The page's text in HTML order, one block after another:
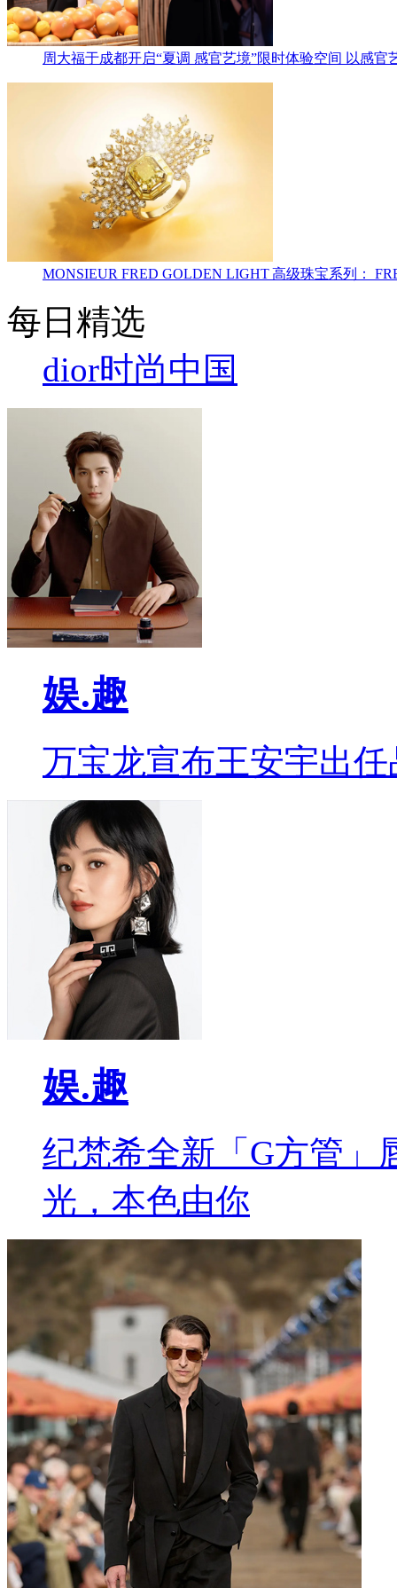
周大福于成都开启“夏调 感官艺境”限时体验空间 以感官
MONSIEUR FRED GOLDEN LIGHT 高级珠宝系列：
每日精选
dior时尚中国
娱.趣
万宝龙宣布王安宇出
娱.趣
纪梵希全新「G方管」
光，本色由你